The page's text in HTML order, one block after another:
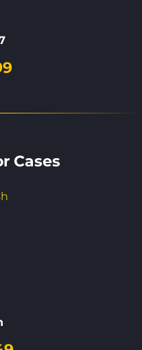
Cases